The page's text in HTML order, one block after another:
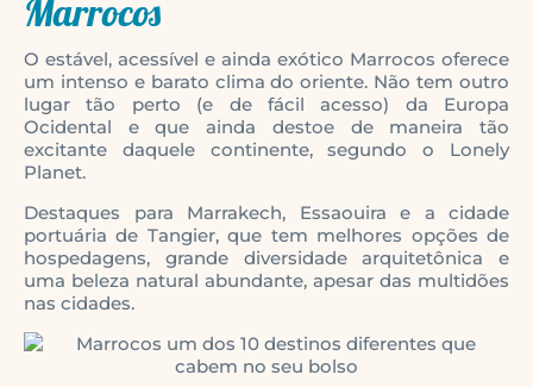
Marrocos
O estável, acessível e ainda exótico Marrocos oferece
um intenso e barato clima do oriente. Não tem outro
lugar tão perto (e de fácil acesso) da Europa
Ocidental e que ainda destoe de maneira tão
excitante daquele continente, segundo o Lonely
Planet.
Destaques para Marrakech, Essaouira e a cidade
portuária de Tangier, que tem melhores opções de
hospedagens, grande diversidade arquitetônica e
uma beleza natural abundante, apesar das multidões
nas cidades.